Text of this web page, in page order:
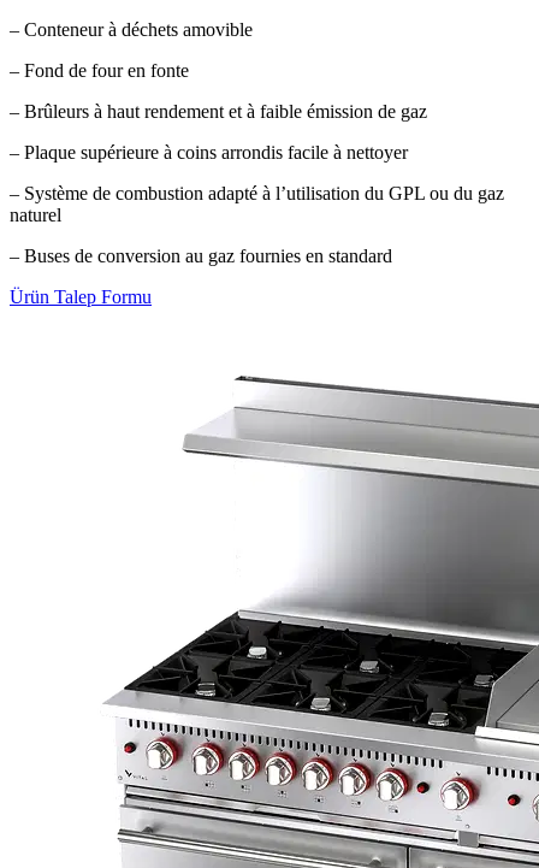
– Conteneur à déchets amovible
– Fond de four en fonte
– Brûleurs à haut rendement et à faible émission de gaz
– Plaque supérieure à coins arrondis facile à nettoyer
– Système de combustion adapté à l’utilisation du GPL ou du gaz
naturel
– Buses de conversion au gaz fournies en standard
Ürün Talep Formu